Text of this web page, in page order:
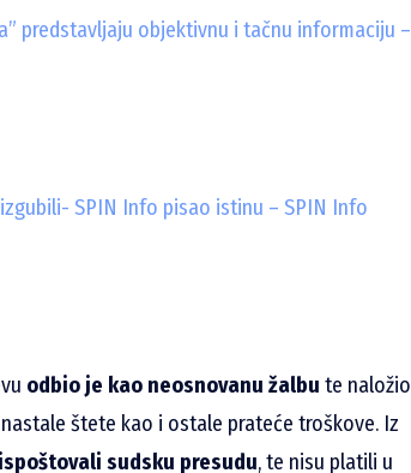
predstavljaju objektivnu i tačnu informaciju –
SPIN Info pisao istinu – SPIN Info
odbio je kao neosnovanu žalbu te naložio
štete kao i ostale prateće troškove. Iz
sudsku presudu, te nisu platili u